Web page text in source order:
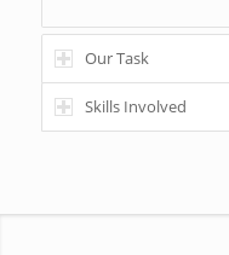
Our Task
Skills Involved